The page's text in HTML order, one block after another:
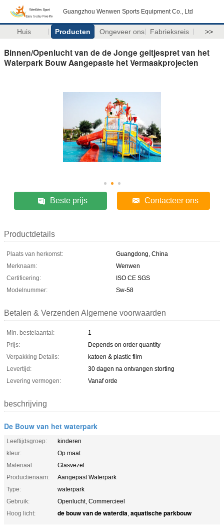
Guangzhou Wenwen Sports Equipment Co., Ltd
Huis Producten Ongeveer ons Fabrieksreis >>
Binnen/Openlucht van de de Jonge geitjespret van het
Waterpark Bouw Aangepaste het Vermaakprojecten
Beste prijs Contacteer ons
Productdetails
Plaats van herkomst:
Guangdong, China
Merknaam:
Wenwen
Certificering:
ISO CE SGS
Modelnummer:
Sw-58
Betalen & Verzenden Algemene voorwaarden
Min. bestelaantal:
1
Prijs:
Depends on order quantity
Verpakking Details:
katoen & plastic film
Levertijd:
30 dagen na ontvangen storting
Levering vermogen:
Vanaf orde
beschrijving
De Bouw van het waterpark
Leeftijdsgroep:
kinderen
kleur:
Op maat
Materiaal:
Glasvezel
Productienaam:
Aangepast Waterpark
Type:
waterpark
Gebruik:
Openlucht, Commercieel
Hoog licht:
de bouw van de waterdia, aquatische parkbouw